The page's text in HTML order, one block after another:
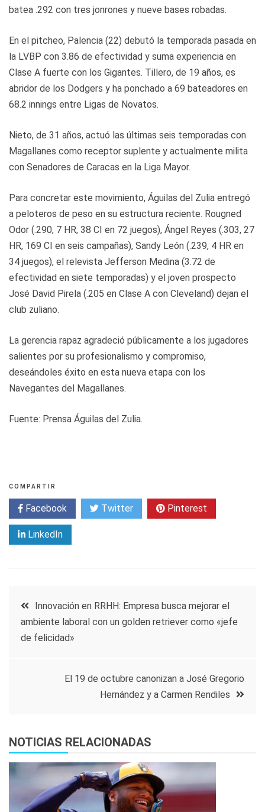
batea .292 con tres jonrones y nueve bases robadas.
En el pitcheo, Palencia (22) debutó la temporada pasada en
la LVBP con 3.86 de efectividad y suma experiencia en
Clase A fuerte con los Gigantes. Tillero, de 19 años, es
abridor de los Dodgers y ha ponchado a 69 bateadores en
68.2 innings entre Ligas de Novatos.
Nieto, de 31 años, actuó las últimas seis temporadas con
Magallanes como receptor suplente y actualmente milita
con Senadores de Caracas en la Liga Mayor.
Para concretar este movimiento, Águilas del Zulia entregó
a peloteros de peso en su estructura reciente. Rougned
Odor (.290, 7 HR, 38 CI en 72 juegos), Ángel Reyes (.303, 27
HR, 169 CI en seis campañas), Sandy León (.239, 4 HR en
34 juegos), el relevista Jefferson Medina (3.72 de
efectividad en siete temporadas) y el joven prospecto
José David Pirela (.205 en Clase A con Cleveland) dejan el
club zuliano.
La gerencia rapaz agradeció públicamente a los jugadores
salientes por su profesionalismo y compromiso,
deseándoles éxito en esta nueva etapa con los
Navegantes del Magallanes.
Fuente: Prensa Águilas del Zulia.
COMPARTIR
Facebook Twitter Pinterest
LinkedIn
Navegación
de
Innovación en RRHH: Empresa busca mejorar el
ambiente laboral con un golden retriever como «jefe
de felicidad»
El 19 de octubre canonizan a José Gregorio
Hernández y a Carmen Rendiles
NOTICIAS RELACIONADAS